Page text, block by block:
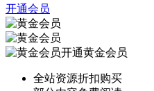
开通会员
开通黄金会员
全站资源折扣购买